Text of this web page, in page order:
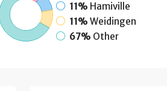
11% Hamiville
11% Weidingen
67% Other